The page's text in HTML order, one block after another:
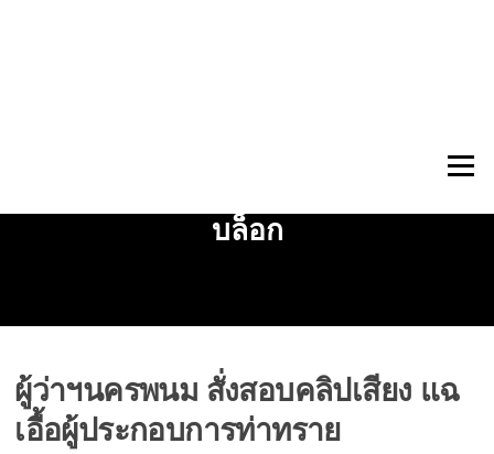
เมนู
บล็อก
ผู้ว่าฯนครพนม สั่งสอบคลิปเสียง แฉ
เอื้อผู้ประกอบการท่าทราย